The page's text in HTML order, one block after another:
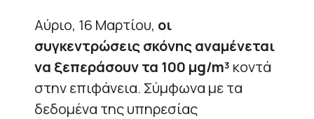
Αύριο, 16 Μαρτίου, οι
συγκεντρώσεις σκόνης αναμένεται
να ξεπεράσουν τα 100 μg/m³ κοντά
στην επιφάνεια. Σύμφωνα με τα
δεδομένα της υπηρεσίας